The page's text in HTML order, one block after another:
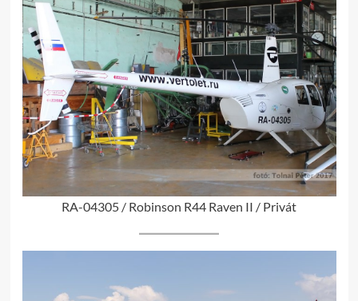
RA-04305 / Robinson R44 Raven II / Privát